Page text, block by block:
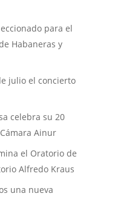
para el
Habaneras y
julio el concierto
celebra su 20
Ainur
el Oratorio de
Alfredo Kraus
una nueva